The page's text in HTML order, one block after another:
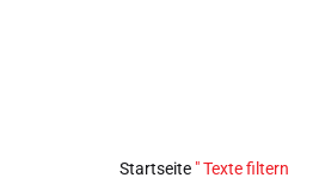
Startseite "Texte filtern